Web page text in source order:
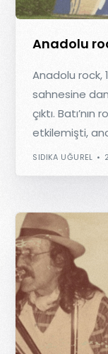
Anadolu
Anadolu rock,
sahnesine
çıktı.
etkilemişti,
SIDIKA UĞUREL